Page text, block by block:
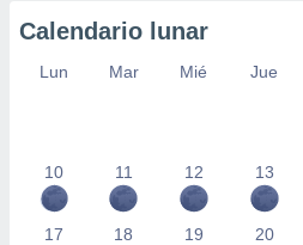
Calendario lunar
Lun Mar Mié Jue
10 11 12 13
17 18 19 20